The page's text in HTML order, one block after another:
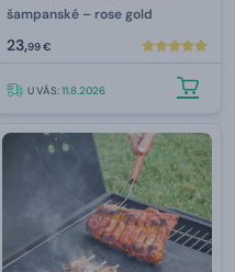
šampanské – rose gold
23,99 €
U VÁS:11.8.2026